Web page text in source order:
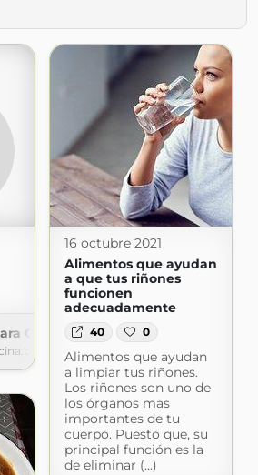
Cocinar
16 octubre 2021
Alimentos que ayudan
a que tus riñones
funcionen
adecuadamente
40 0
Alimentos que ayudan
a limpiar tus riñones.
Los riñones son uno de
los órganos mas
importantes de tu
cuerpo. Puesto que, su
principal función es la
de eliminar (...)